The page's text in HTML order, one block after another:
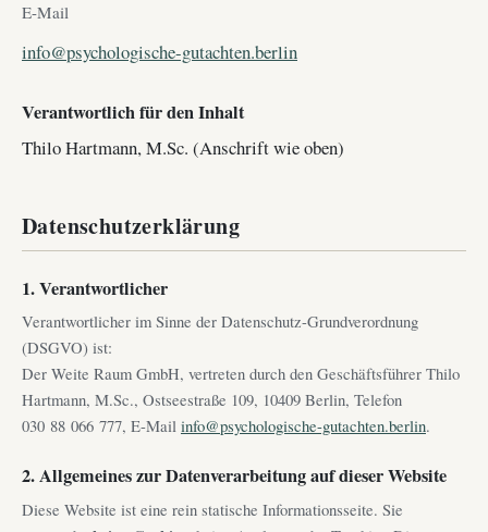
E-Mail
info@psychologische-gutachten.berlin
Verantwortlich für den Inhalt
Thilo Hartmann, M.Sc. (Anschrift wie oben)
Datenschutzerklärung
1. Verantwortlicher
Verantwortlicher im Sinne der Datenschutz-Grundverordnung
(DSGVO) ist:
Der Weite Raum GmbH, vertreten durch den Geschäftsführer Thilo
Hartmann, M.Sc., Ostseestraße 109, 10409 Berlin, Telefon
030 88 066 777, E-Mail info@psychologische-gutachten.berlin.
2. Allgemeines zur Datenverarbeitung auf dieser Website
Diese Website ist eine rein statische Informationsseite. Sie